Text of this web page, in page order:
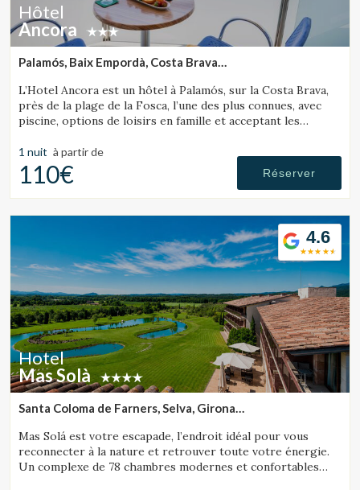
Hôtel
Ancora
Palamós, Baix Empordà, Costa Brava
L’Hotel Ancora est un hôtel à Palamós, sur la Costa Brava,
près de la plage de la Fosca, l’une des plus connues, avec
piscine, options de loisirs en famille et acceptant les
1 nuit à partir de
110€ Réserver
4.6
Hotel
Mas Solà
Santa Coloma de Farners, Selva, Girona
Mas Solá est votre escapade, l’endroit idéal pour vous
reconnecter à la nature et retrouver toute votre énergie.
Un complexe de 78 chambres modernes et confortables